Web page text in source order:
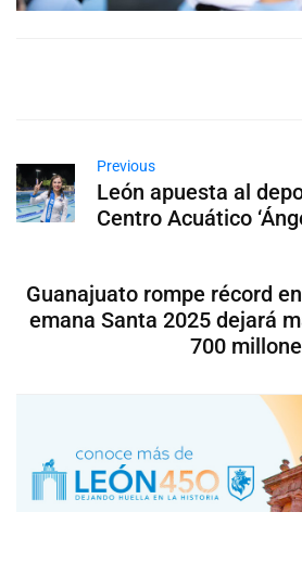
Previous
León apuesta al
Centro Acuático
Guanajuato rompe récord
emana Santa 2025 dejará
700